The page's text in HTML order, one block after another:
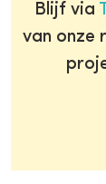
Blijf via
van onze